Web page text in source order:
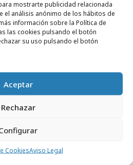
mostrarte publicidad relacionada
el análisis anónimo de los hábitos de
información sobre la Política de
las cookies pulsando el botón
su uso pulsando el botón
Aceptar
Rechazar
CookiesAviso Legal